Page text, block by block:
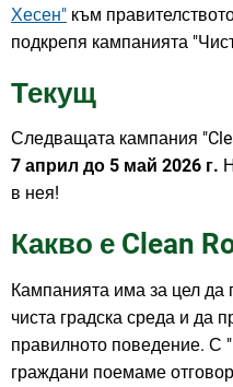
Хесен" към
подкрепя кампанията
Текущ
Следващата кампания
7 април до 5 май 2026 г.
в нея!
Какво е Clean
Кампанията има за цел да
чиста градска среда и да
правилното поведение. С
граждани поемаме